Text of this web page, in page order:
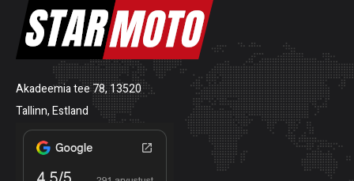
Akadeemia tee 78, 13520
Tallinn, Estland